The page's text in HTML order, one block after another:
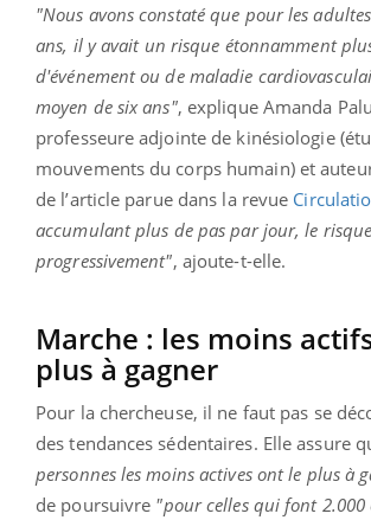
"Nous avons constaté que pour les
ans, il y avait un risque étonnamment
d'événement ou de maladie
moyen de six ans", explique Amanda
professeure adjointe de kinésiologie
mouvements du corps humain) et
de l’article parue dans la revue
accumulant plus de pas par jour, le
progressivement", ajoute-t-elle.
Marche : les moins
plus à gagner
Pour la chercheuse, il ne faut pas se
des tendances sédentaires. Elle assure
personnes les moins actives ont le plus à
de poursuivre "pour celles qui font 2.000